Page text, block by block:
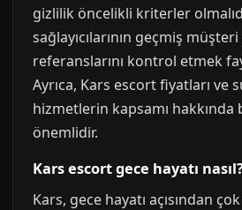
gizlilik öncelikli kriterler
sağlayıcılarının geçmiş
referanslarını kontrol etmek
Ayrıca, Kars escort fiyatları ve
hizmetlerin kapsamı hakkında
önemlidir.
Kars escort gece hayatı
Kars, gece hayatı açısından